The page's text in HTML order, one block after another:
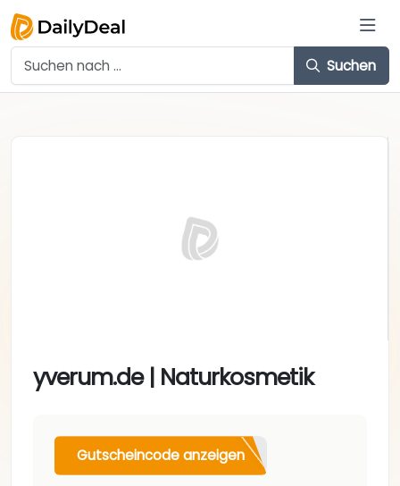
Suchen
yverum.de | Naturkosmetik
Gutscheincode anzeigen